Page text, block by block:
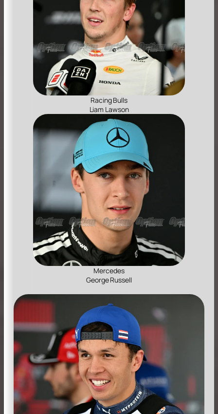
Racing Bulls
Liam Lawson
Mercedes
George Russell